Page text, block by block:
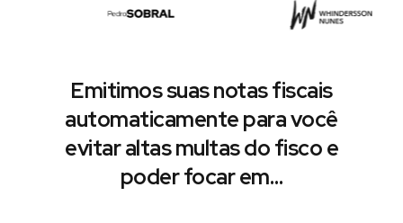
Emitimos suas notas fiscais
automaticamente para você
evitar altas multas do fisco e
poder focar em…